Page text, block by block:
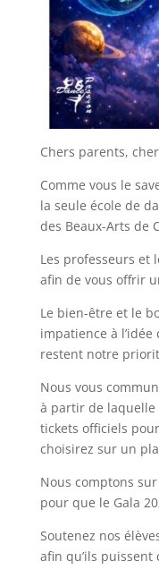
Chers parents,
Comme vous le
la seule école de
des Beaux-Arts de
Les professeurs et
afin de vous offrir
Le bien-être et le
impatience à
restent notre
Nous vous
à partir de laquelle
tickets officiels
choisirez sur un
Nous comptons
pour que le Gala
Soutenez nos
afin qu’ils